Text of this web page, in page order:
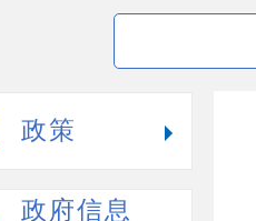
政策
政府信息